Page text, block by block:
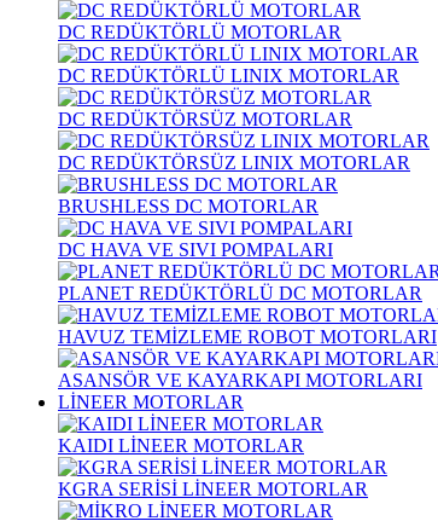
DC REDÜKTÖRLÜ MOTORLAR
DC REDÜKTÖRLÜ LINIX MOTORLAR
DC REDÜKTÖRSÜZ MOTORLAR
DC REDÜKTÖRSÜZ LINIX MOTORLAR
BRUSHLESS DC MOTORLAR
DC HAVA VE SIVI POMPALARI
PLANET REDÜKTÖRLÜ DC MOTORLAR
HAVUZ TEMİZLEME ROBOT MOTORLARI
ASANSÖR VE KAYARKAPI MOTORLARI
LİNEER MOTORLAR
KAIDI LİNEER MOTORLAR
KGRA SERİSİ LİNEER MOTORLAR